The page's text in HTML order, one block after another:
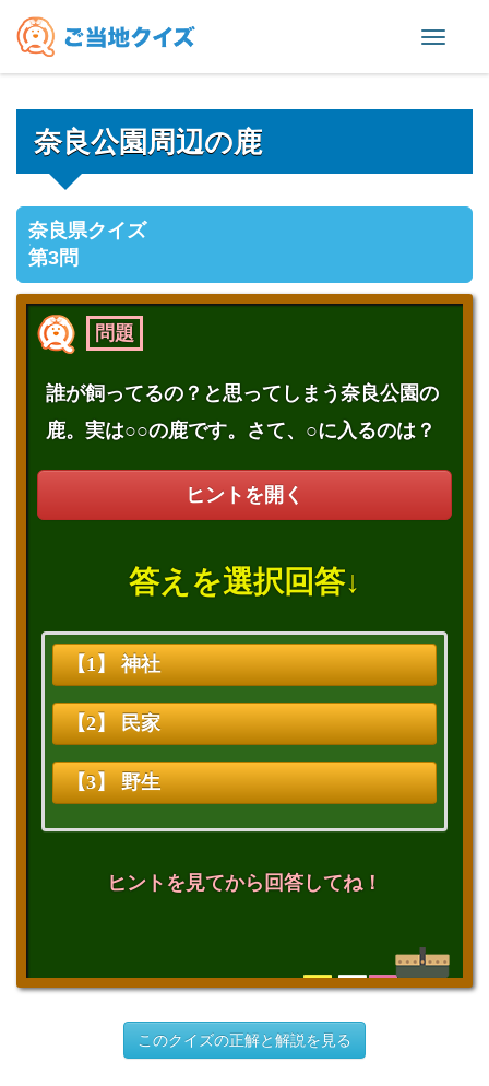
Toggle
奈良公園周辺の鹿
奈良県クイズ
第3問
問題
誰が飼ってるの？と思ってしまう奈良公園の
鹿。実は○○の鹿です。さて、○に入るのは？
ヒントを開く
答えを選択回答↓
【1】 神社
【2】 民家
【3】 野生
ヒントを見てから回答してね！
このクイズの正解と解説を見る